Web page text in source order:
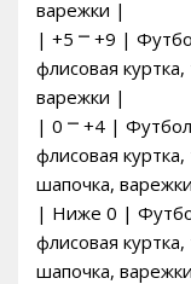
варежки |
| +5 ⎻ +9 |
флисовая
варежки |
| 0 ⎻ +4 |
флисовая
шапочка,
| Ниже 0 |
флисовая
шапочка,